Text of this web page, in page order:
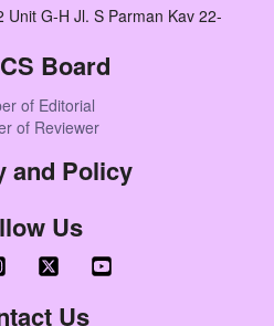
Unit G-H Jl. S Parman Kav 22-
Board
of Editorial
of Reviewer
and Policy
Us
Us